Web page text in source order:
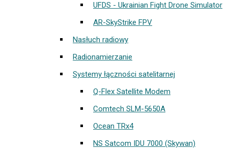
UFDS - Ukrainian Fight Drone Simulator
AR-SkyStrike FPV
Nasłuch radiowy
Radionamierzanie
Systemy łączności satelitarnej
Q-Flex Satellite Modem
Comtech SLM-5650A
Ocean TRx4
NS Satcom IDU 7000 (Skywan)